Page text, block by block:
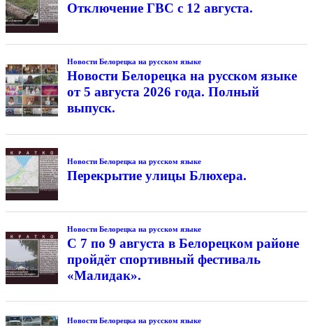
Отключение ГВС с 12 августа.
Новости Белорецка на русском языке
Новости Белорецка на русском языке
от 5 августа 2026 года. Полный
выпуск.
Новости Белорецка на русском языке
Перекрытие улицы Блюхера.
Новости Белорецка на русском языке
С 7 по 9 августа в Белорецком районе
пройдёт спортивный фестиваль
«Малидак».
Новости Белорецка на русском языке